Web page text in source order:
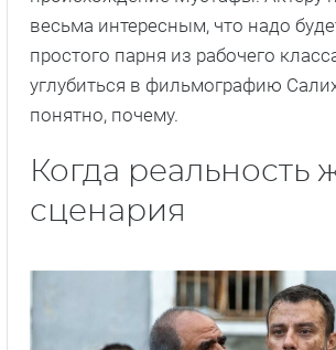
весьма интересным, что надо
простого парня из рабочего
углубиться в фильмографию
понятно, почему.
Когда реальность
сценария